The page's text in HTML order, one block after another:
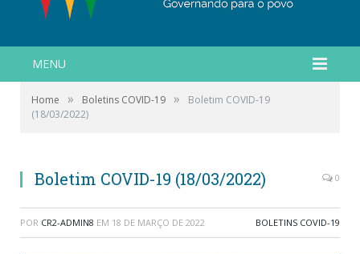
MENU
Home » Boletins COVID-19 »
Boletim COVID-19
(18/03/2022)
Boletim COVID-19 (18/03/2022) 0
POR CR2-ADMIN8 EM 18 DE MARÇO DE 2022 BOLETINS COVID-19